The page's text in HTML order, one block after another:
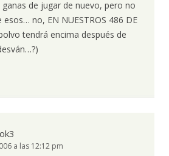
de jugar de nuevo, pero no
no, EN NUESTROS 486 DE
tendrá encima después de
a las 12:12 pm